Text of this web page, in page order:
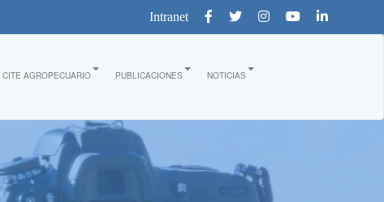
Intranet
CITE AGROPECUARIO PUBLICACIONES NOTICIAS